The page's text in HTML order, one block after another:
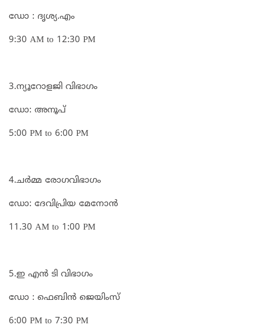
ഡോ : ദൃശ്യ.എം
9:30 AM to 12:30 PM
3.ന്യൂറോളജി വിഭാഗം
ഡോ: അനൂപ്
5:00 PM to 6:00 PM
4.ചർമ്മ രോഗവിഭാഗം
ഡോ: ദേവിപ്രിയ മേനോൻ
11.30 AM to 1:00 PM
5.ഇ എൻ ടി വിഭാഗം
ഡോ : ഫെബിൻ ജെയിംസ്
6:00 PM to 7:30 PM